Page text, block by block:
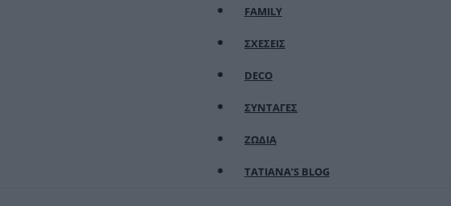
FAMILY
ΣΧΕΣΕΙΣ
DECO
ΣΥΝΤΑΓΕΣ
ΖΩΔΙΑ
TATIANA’S BLOG